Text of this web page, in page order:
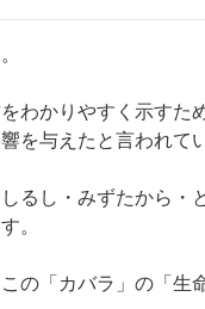
わかりやすく示すた
を与えたと言われてい
るし・みずたから・
。
の「カバラ」の「生